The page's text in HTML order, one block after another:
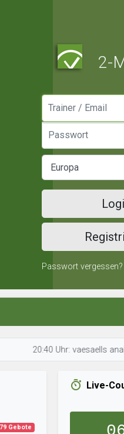
2-
Passwort vergessen?
20:40 Uhr: vaesaells analysiert
79 Gebote
Live-